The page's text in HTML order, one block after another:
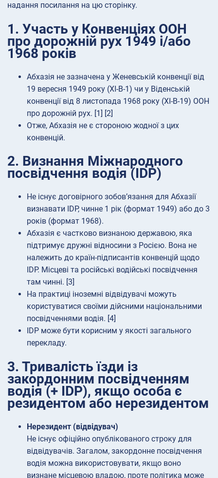
надання посилання на цю сторінку.
1. Участь у Конвенціях ООН
про дорожній рух 1949 і/або
1968 років
Абхазія не зазначена у Женевській конвенції від
19 вересня 1949 року (XI-B-1) чи у Віденській
конвенції від 8 листопада 1968 року (XI-B-19) ООН
про дорожній рух. [1] [2]
Отже, Абхазія не є стороною жодної з цих
конвенцій.
2. Визнання Міжнародного
посвідчення водія (IDP)
Не існує договірного зобов’язання для Абхазії
визнавати IDP, чинне 1 рік (формат 1949) або до 3
років (формат 1968).
Абхазія є частково визнаною державою, яка
підтримує дружні відносини з Росією. Вона не
належить до країн-підписантів конвенцій щодо
IDP. Місцеві та російські водійські посвідчення
там чинні. [3]
На практиці іноземні відвідувачі можуть
користуватися своїми дійсними національними
посвідченнями водія. [4]
IDP може бути корисним у якості загального
перекладу.
3. Тривалість їзди із
закордонним посвідченням
водія (+ IDP), якщо особа є
резидентом або нерезидентом
Нерезидент (відвідувач)
Не існує офіційно опублікованого строку для
відвідувачів. Загалом, закордонне посвідчення
водія можна використовувати, якщо воно
визнане місцевою владою, проте політика може